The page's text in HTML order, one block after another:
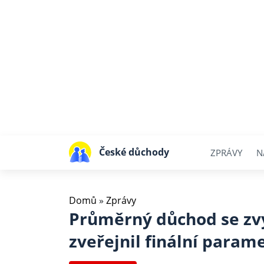
České důchody ZPRÁVY
Domů » Zprávy
Průměrný důchod se
zveřejnil finální